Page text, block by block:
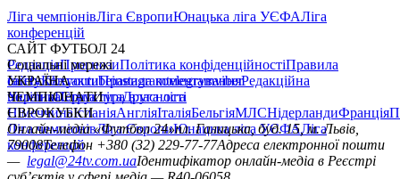
Ліга чемпіонівЛіга ЄвропиЮнацька ліга УЄФАЛіга
конференцій
САЙТ ФУТБОЛ 24
РедакціяПрогнозиПолітика конфіденційностіПравила
сайтуКонтактиПравила коментуванняРедакційна
політикаСтруктура власності
Соціальні мережі
facebookxyoutubeinstagramtelegramviber
УКРАЇНА
УкраїнаПерша лігаДруга ліга
ЧЕМПІОНАТИ
НімеччинаІспаніяАнгліяІталіяБельгіяМЛСНідерландиФранція
ЄВРОКУБКИ
Ліга чемпіонівЛіга ЄвропиЮнацька ліга УЄФАЛіга
конференцій
Онлайн-медіа «Футбол 24»пл. Галицька, буд. 15, м. Львів,
79008Телефон +380 (32) 229-77-77Адреса електронної пошти
— legal@24tv.com.uaІдентифікатор онлайн-медіа в Реєстрі